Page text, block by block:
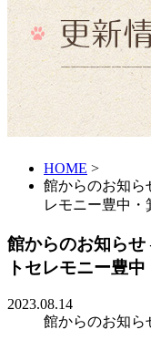
HOME >
館からのお知ら
レモニー豊中・
館からのお知らせ
トセレモニー豊
2023.08.14
館からのお知ら